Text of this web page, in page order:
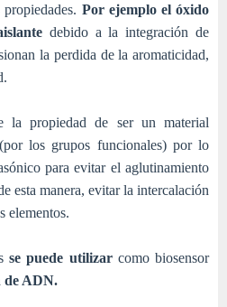
Por ejemplo el óxido
debido a la integración de
la perdida de la aromaticidad,
la propiedad de ser un material
los grupos funcionales) por lo
para evitar el aglutinamiento
esta manera, evitar la intercalación
elementos.
se puede utilizarcomo biosensor
de ADN.